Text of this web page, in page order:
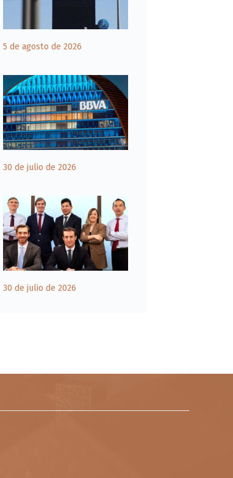
5 de agosto de 2026
30 de julio de 2026
30 de julio de 2026